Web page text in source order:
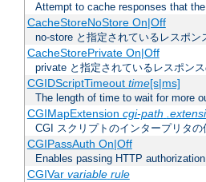
Attempt to cache responses that
CacheStoreNoStore On|Off
no-store と指定されているレスポン
CacheStorePrivate On|Off
private と指定されているレスポンス
CGIDScriptTimeout time[s|ms]
The length of time to wait for more
CGIMapExtension cgi-path
CGI スクリプトのインタープリタ
CGIPassAuth On|Off
Enables passing HTTP
CGIVar variable rule